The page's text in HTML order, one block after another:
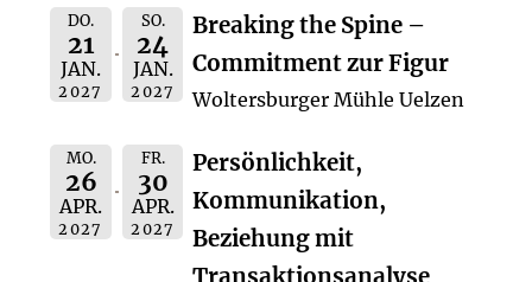
DO.
21
JAN.
2027
SO.
24
JAN.
2027
Breaking the Spine –
Commitment zur Figur
Woltersburger Mühle Uelzen
MO.
26
APR.
2027
FR.
30
APR.
2027
Persönlichkeit,
Kommunikation,
Beziehung mit
Transaktionsanalyse